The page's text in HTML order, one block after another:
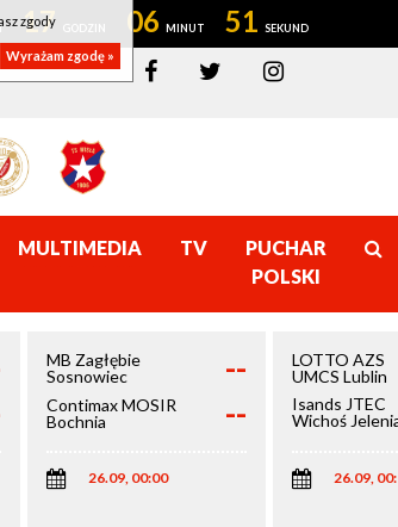
17 06 51
MULTIMEDIA TV
PUCHAR
POLSKI
MB Zagłębie
Sosnowiec
--
Contimax MOSIR
Bochnia
--
26.09, 00:00
LOTTO AZS
UMCS Lublin
Isands JTEC
Wichoś
26.09,
zgody
Wyrażam zgodę »